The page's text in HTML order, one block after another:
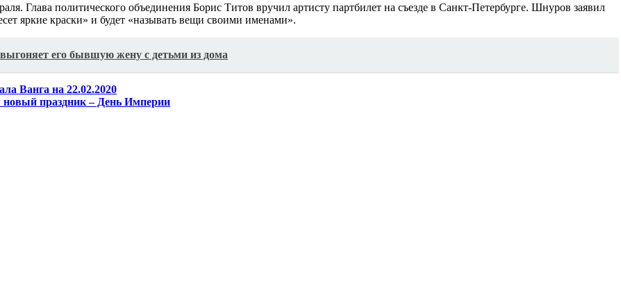
Глава политического объединения Борис Титов вручил артисту партбилет на съезде в Санкт-Петербурге. Шнуров заявил
яркие краски» и будет «называть вещи своими именами».
его бывшую жену с детьми из дома
Ванга на 22.02.2020
новый праздник – День Империи